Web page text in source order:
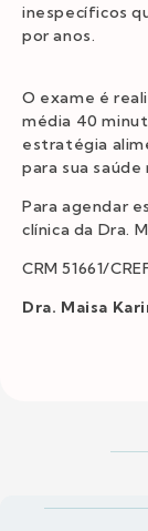
inespecíficos
por anos.
O exame é
média 40
estratégia
para sua
Para agendar
clínica da Dra.
CRM 51661/
Dra. Maisa